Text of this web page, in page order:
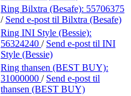
Ring Bilxtra (Besafe): 55706375
/ Send e-post til Bilxtra (Besafe)
Ring INI Style (Bessie):
56324240 / Send e-post til INI
Style (Bessie)
Ring thansen (BEST BUY):
31000000 / Send e-post til
thansen (BEST BUY)